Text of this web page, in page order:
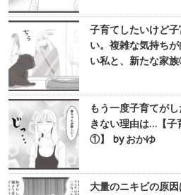
子育てしたいけど
い。複雑な気持ち
い私と、新たな家
もう一度子育てが
きない理由は…【子
①】 by おかゆ
大量のニキビの原